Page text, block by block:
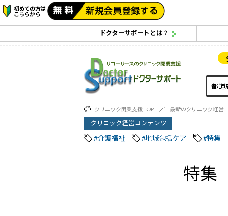
初めての方は
こちらから
ドクターサポートとは？
クリニック開業支援 TOP 最新のクリニック経営
クリニック経営コンテンツ
#介護福祉 #地域包括ケア #特集
特集